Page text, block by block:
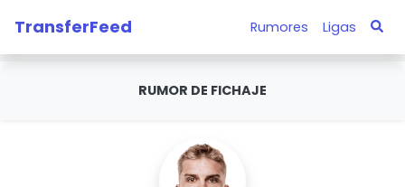
TransferFeed Rumores Ligas
RUMOR DE FICHAJE